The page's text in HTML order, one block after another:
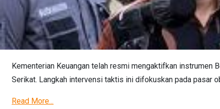
Kementerian Keuangan telah resmi mengaktifkan instrumen
Serikat. Langkah intervensi taktis ini difokuskan pada pasar
Read More...